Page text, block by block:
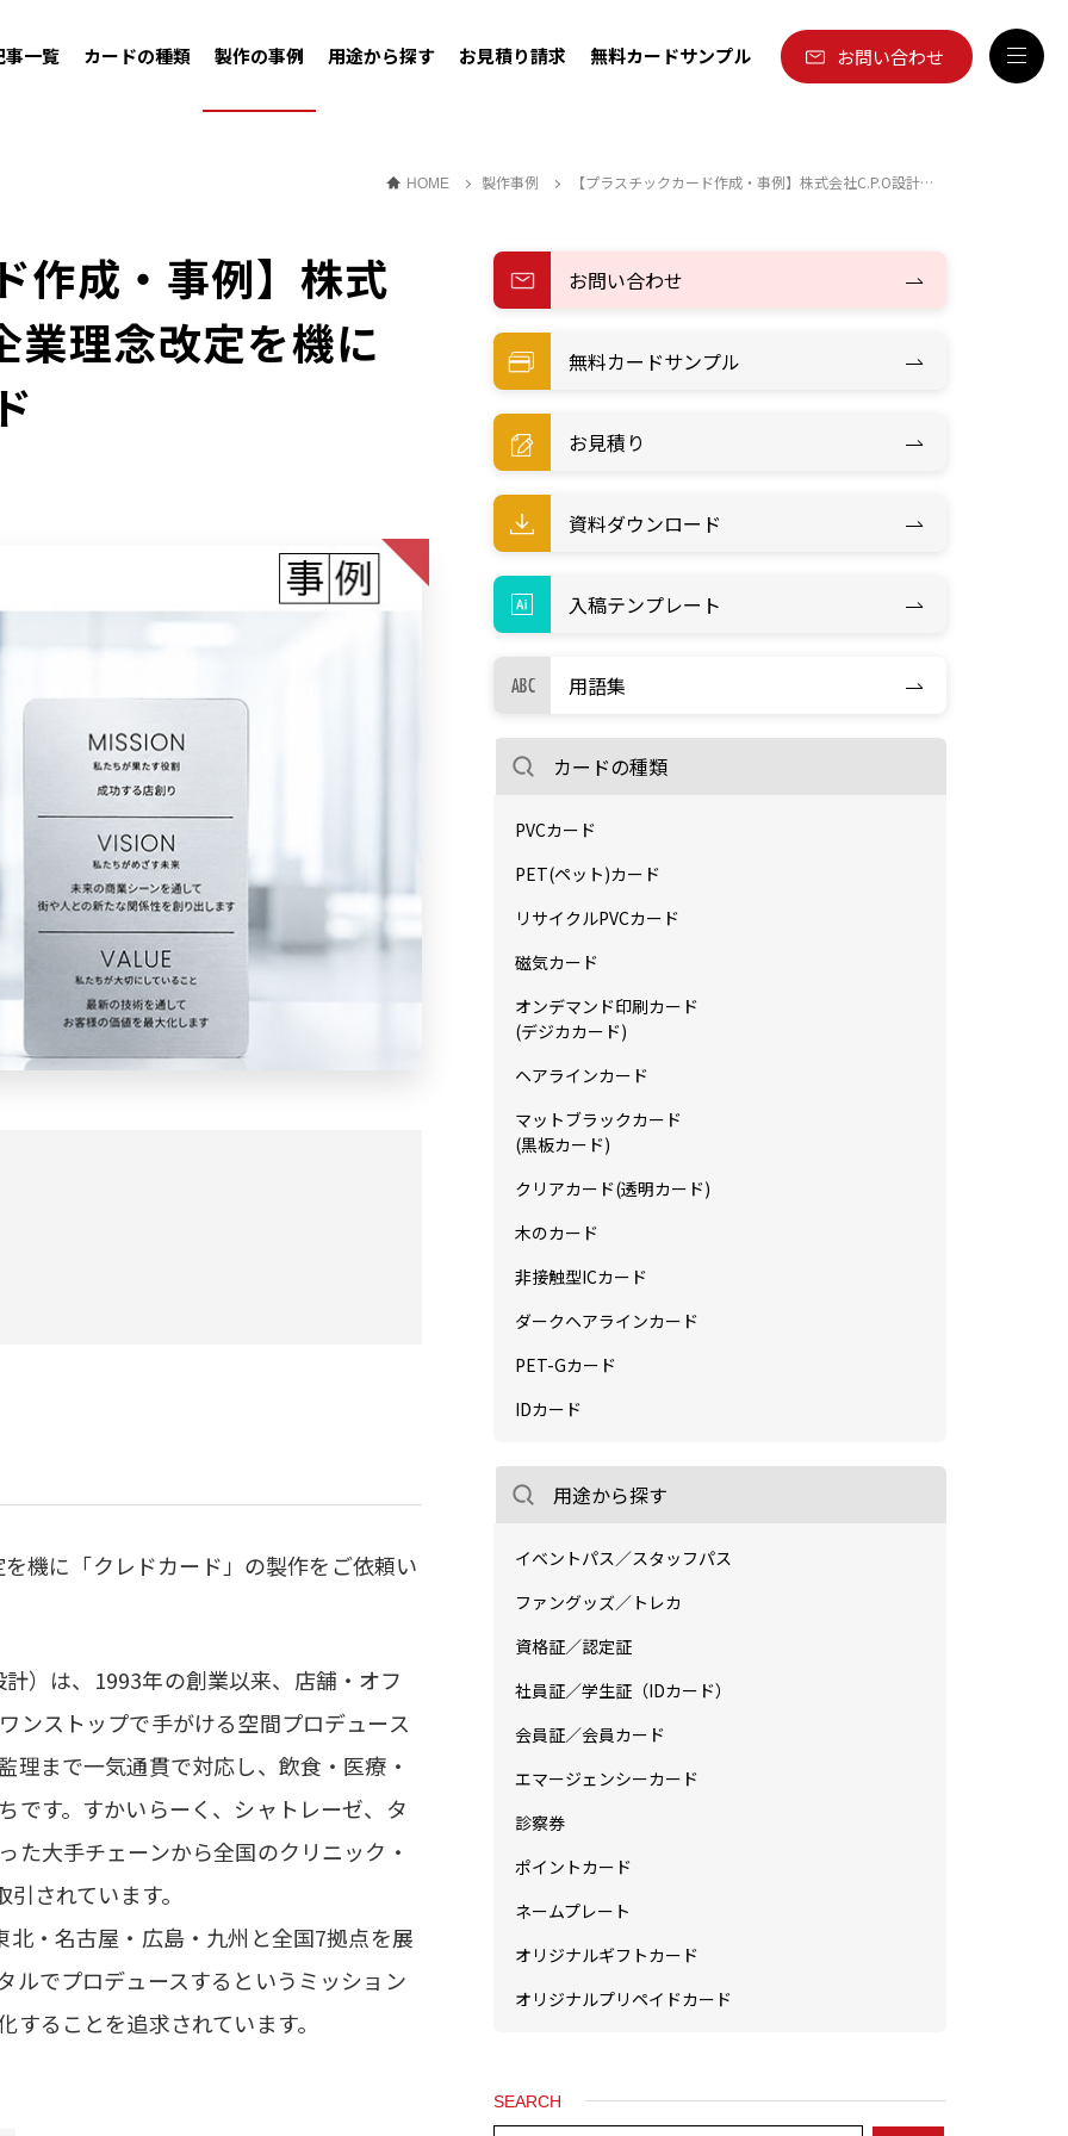
事一覧 カードの種類 製作の事例 用途から探す お見積り請求 無料カードサンプル お問い合わせ
HOME 製作事例 【プラスチックカード作成・事例】株式会社C.P.O設計様 企業理念改定を機に製作したクレドカード
作成・事例】株式
理念改定を機に
機に「クレドカード」の製作をご依頼い
）は、1993年の創業以来、店舗・オフ
ンストップで手がける空間プロデュース
理まで一気通貫で対応し、飲食・医療・
です。すかいらーく、シャトレーゼ、タ
た大手チェーンから全国のクリニック・
されています。
・名古屋・広島・九州と全国7拠点を展
ルでプロデュースするというミッション
ることを追求されています。
お問い合わせ
無料カードサンプル
お見積り
資料ダウンロード
入稿テンプレート
用語集
カードの種類
PVCカード
PET(ペット)カード
リサイクルPVCカード
磁気カード
オンデマンド印刷カード
(デジカカード)
ヘアラインカード
マットブラックカード
(黒板カード)
クリアカード(透明カード)
木のカード
非接触型ICカード
ダークヘアラインカード
PET-Gカード
IDカード
用途から探す
イベントパス／スタッフパス
ファングッズ／トレカ
資格証／認定証
社員証／学生証（IDカード）
会員証／会員カード
エマージェンシーカード
診察券
ポイントカード
ネームプレート
オリジナルギフトカード
オリジナルプリペイドカード
SEARCH